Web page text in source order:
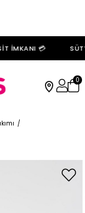
İMKANI 💳
0